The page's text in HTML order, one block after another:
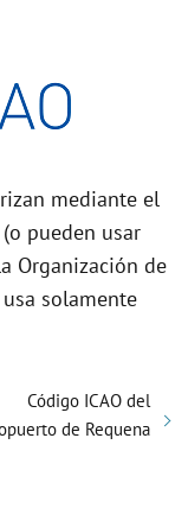
mediante el
pueden usar
Organización de
solamente
Código ICAO del
de Requena